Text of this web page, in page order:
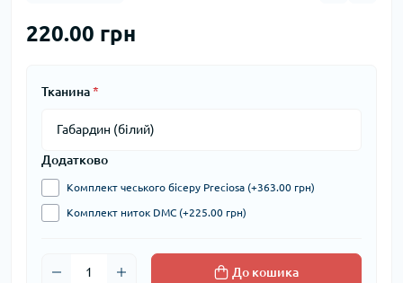
220.00 грн
Тканина*
Додатково
Комплект чеського бісеру Preciosa (+363.00 грн)
Комплект ниток DMC (+225.00 грн)
До кошика